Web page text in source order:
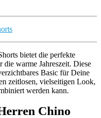
bietet die perfekte
warme Jahreszeit. Diese
Basic für Deine
zeitlosen, vielseitigen Look,
werden kann.
Chino